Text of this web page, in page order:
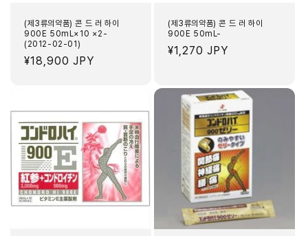
(제3류의약품) 콘 드 러 하이
900E 50mL×10 ×2-
(2012-02-01)
정
¥18,900 JPY
(제3류의약품) 콘 드 러 하이
900E 50mL-
정
¥1,270 JPY